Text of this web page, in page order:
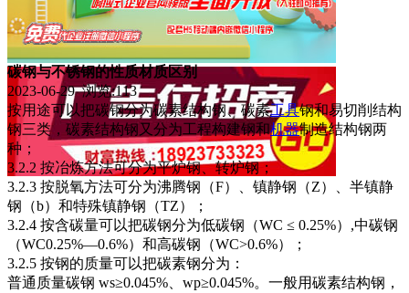
碳钢与不锈钢的性质材质区别
2023-06-29 浏览:113
按用途可以把碳钢分为碳素结构钢、碳素工具钢和易切削结构
钢三类，碳素结构钢又分为工程构建钢和机器制造结构钢两
种；
3.2.2 按冶炼方法可分为平炉钢、转炉钢；
3.2.3 按脱氧方法可分为沸腾钢（F）、镇静钢（Z）、半镇静
钢（b）和特殊镇静钢（TZ）；
3.2.4 按含碳量可以把碳钢分为低碳钢（WC ≤ 0.25%）,中碳钢
（WC0.25%—0.6%）和高碳钢（WC>0.6%）；
3.2.5 按钢的质量可以把碳素钢分为：
普通质量碳钢 ws≥0.045%、wp≥0.045%。一般用碳素结构钢，